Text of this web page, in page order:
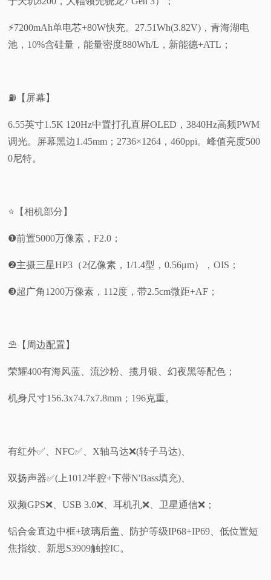
⚡7200mAh单电芯+80W快充。27.51Wh(3.82V)，青海湖电
池，10%含硅量，能量密度880Wh/L，新能德+ATL；
⛽【屏幕】
6.55英寸1.5K 120Hz中置打孔直屏OLED，3840Hz高频PWM
调光。屏幕黑边1.45mm；2736×1264，460ppi。峰值亮度500
0尼特。
⭐【相机部分】
❶前置5000万像素，F2.0；
❷主摄三星HP3（2亿像素，1/1.4型，0.56μm），OIS；
❸超广角1200万像素，112度，带2.5cm微距+AF；
⛱️【周边配置】
荣耀400有海风蓝、流沙粉、揽月银、幻夜黑等配色；
机身尺寸156.3x74.7x7.8mm；196克重。
有红外✅️、NFC✅️、X轴马达❌️(转子马达)、
双扬声器✅️(上1012半腔+下带N'Bass填充)、
双频GPS❌️、USB 3.0❌、耳机孔❌、卫星通信❌；
铝合金直边中框+玻璃后盖、防护等级IP68+IP69、低位置短
焦指纹、新思S3909触控IC。